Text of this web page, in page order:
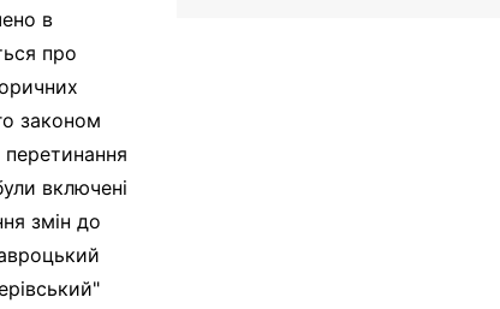
в
про
законом
перетинання
включені
змін до